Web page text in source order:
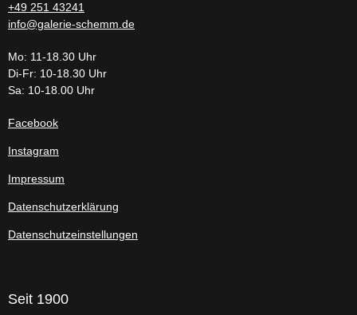
+49 251 43241
info@galerie-schemm.de
Mo: 11-18.30 Uhr
Di-Fr: 10-18.30 Uhr
Sa: 10-18.00 Uhr
Facebook
Instagram
Impressum
Datenschutzerklärung
Datenschutzeinstellungen
Seit 1900